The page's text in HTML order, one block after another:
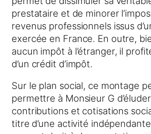
prestataire et de minorer
revenus professionnels issus
exercée en France. En outre,
aucun impôt à l’étranger, il
d’un crédit d’impôt.
Sur le plan social, ce montage
permettre à Monsieur G
contributions et cotisations
titre d’une activité